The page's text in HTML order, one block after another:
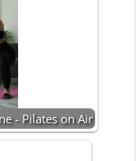
- Pilates on Air